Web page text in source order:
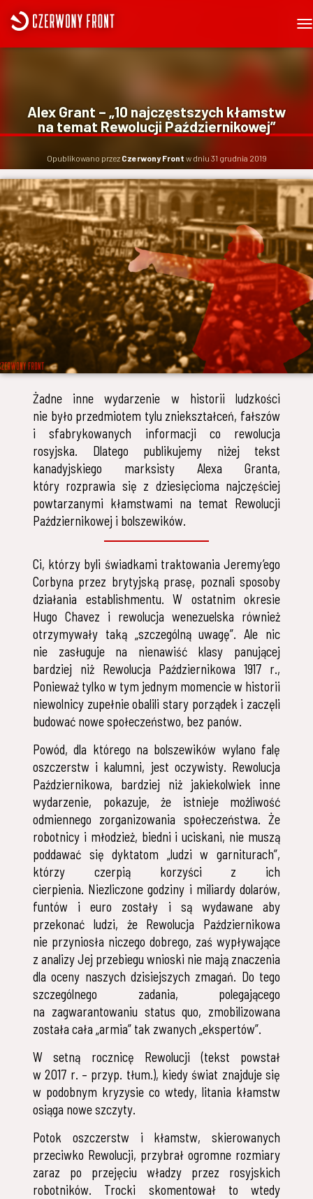
R
W
I
G
J
Ę
Alex Grant – „10 najczęstszych kłamstw
na temat Rewolucji Październikowej”
Opublikowano przez Czerwony Front w dniu 31 grudnia 2019
Żadne inne wydarzenie w historii ludzkości
nie było przedmiotem tylu zniekształceń, fałszów
i sfabrykowanych informacji co rewolucja
rosyjska. Dlatego publikujemy niżej tekst
kanadyjskiego marksisty Alexa Granta,
który rozprawia się z dziesięcioma najczęściej
powtarzanymi kłamstwami na temat Rewolucji
Październikowej i bolszewików.
Ci, którzy byli świadkami traktowania Jeremy’ego
Corbyna przez brytyjską prasę, poznali sposoby
działania establishmentu. W ostatnim okresie
Hugo Chavez i rewolucja wenezuelska również
otrzymywały taką „szczególną uwagę”. Ale nic
nie zasługuje na nienawiść klasy panującej
bardziej niż Rewolucja Październikowa 1917 r.,
Ponieważ tylko w tym jednym momencie w historii
niewolnicy zupełnie obalili stary porządek i zaczęli
budować nowe społeczeństwo, bez panów.
Powód, dla którego na bolszewików wylano falę
oszczerstw i kalumni, jest oczywisty. Rewolucja
Październikowa, bardziej niż jakiekolwiek inne
wydarzenie, pokazuje, że istnieje możliwość
odmiennego zorganizowania społeczeństwa. Że
robotnicy i młodzież, biedni i uciskani, nie muszą
poddawać się dyktatom „ludzi w garniturach”,
którzy czerpią korzyści z ich
cierpienia. Niezliczone godziny i miliardy dolarów,
funtów i euro zostały i są wydawane aby
przekonać ludzi, że Rewolucja Październikowa
nie przyniosła niczego dobrego, zaś wypływające
z analizy Jej przebiegu wnioski nie mają znaczenia
dla oceny naszych dzisiejszych zmagań. Do tego
szczególnego zadania, polegającego
na zagwarantowaniu status quo, zmobilizowana
została cała „armia” tak zwanych „ekspertów”.
W setną rocznicę Rewolucji (tekst powstał
w 2017 r. – przyp. tłum.), kiedy świat znajduje się
w podobnym kryzysie co wtedy, litania kłamstw
osiąga nowe szczyty.
Potok oszczerstw i kłamstw, skierowanych
przeciwko Rewolucji, przybrał ogromne rozmiary
zaraz po przejęciu władzy przez rosyjskich
robotników. Trocki skomentował to wtedy